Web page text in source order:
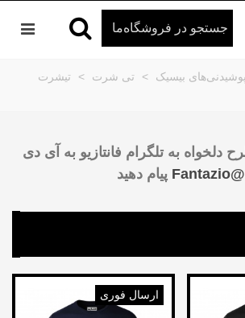
پوشیدنی‌های بیسیک > تی شرت >
تیشرت
به تلگرام فانتازیو به آی دی
@Fantazio
پیام دهید
ارسال فوری